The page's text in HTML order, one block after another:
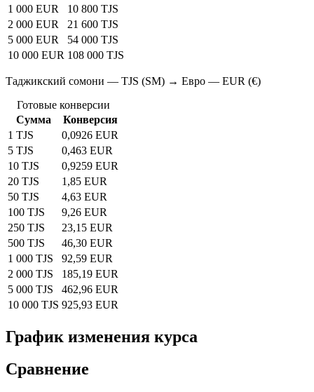
1 000 EUR
10 800 TJS
2 000 EUR
21 600 TJS
5 000 EUR
54 000 TJS
10 000 EUR 108 000 TJS
Таджикский сомони — TJS (SM) → Евро — EUR (€)
Готовые конверсии
Сумма
Конверсия
1 TJS
0,0926 EUR
5 TJS
0,463 EUR
10 TJS
0,9259 EUR
20 TJS
1,85 EUR
50 TJS
4,63 EUR
100 TJS
9,26 EUR
250 TJS
23,15 EUR
500 TJS
46,30 EUR
1 000 TJS
92,59 EUR
2 000 TJS
185,19 EUR
5 000 TJS
462,96 EUR
10 000 TJS 925,93 EUR
График изменения курса
Сравнение